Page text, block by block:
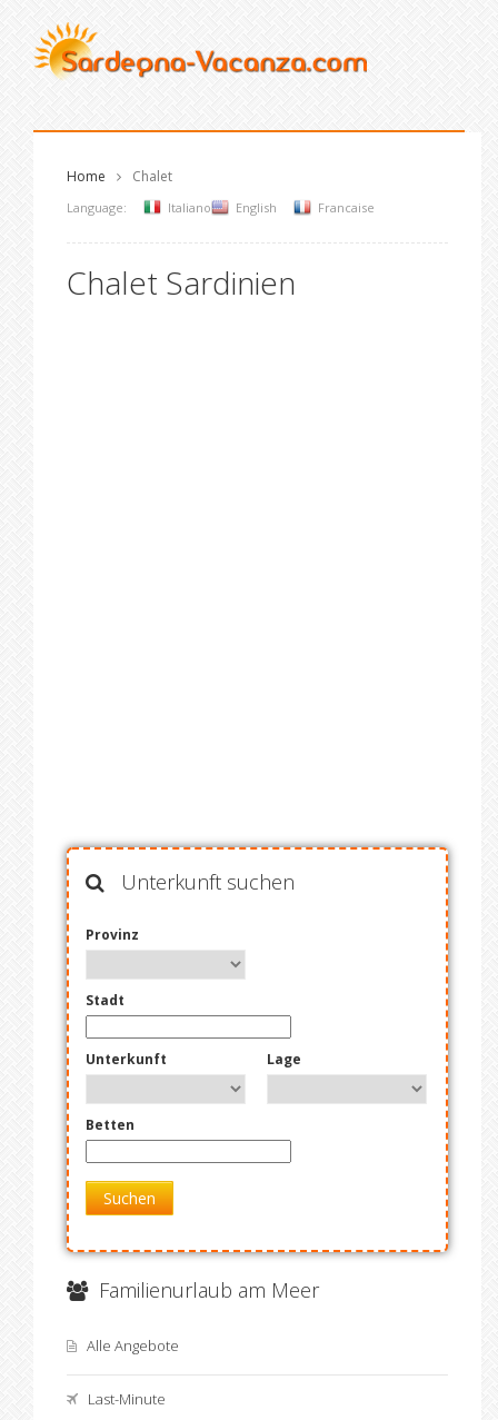
Home Chalet
Language: Italiano English Francaise
Chalet Sardinien
Unterkunft suchen
Provinz
Stadt
Unterkunft Lage
Betten
Suchen
Familienurlaub am Meer
Alle Angebote
Last-Minute